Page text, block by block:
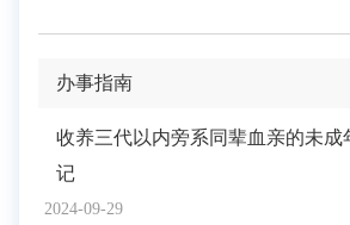
办事指南
2024-09-29
收养三代以内旁系同辈血亲的未成
记